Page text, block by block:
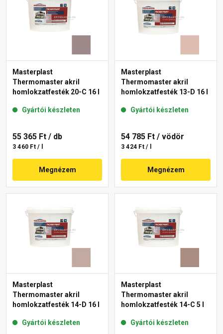
Masterplast
Thermomaster akril
homlokzatfesték 20-C 16 l
Gyártói készleten
55 365 Ft / db
3 460 Ft / l
Megnézem
Masterplast
Thermomaster akril
homlokzatfesték 13-D 16 l
Gyártói készleten
54 785 Ft / vödör
3 424 Ft / l
Megnézem
Masterplast
Thermomaster akril
homlokzatfesték 14-D 16 l
Gyártói készleten
Masterplast
Thermomaster akril
homlokzatfesték 14-C 5 l
Gyártói készleten